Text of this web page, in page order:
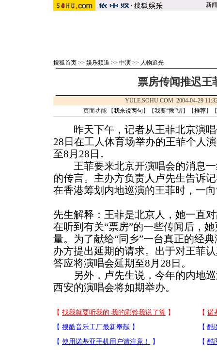
新闻
搜狐首页 >> 娱乐频道 >> 中演 >> 人物追光
票房传闻推迟王
YULE.SOHU.COM 2004-04-29
页面功能 【我来说两句 】【我要“揪”错】【推荐】
昨天下午，记者从王菲北京演唱
28日在工人体育场举办的王菲个人
至8月28日。
王菲要来北京开演唱会的消息一
的传言。主办方负责人卢先生告诉
在香港筹划内地巡演的王菲时，一
先生解释：王菲是北京人，她一直
在听到有关“票房”的一些传闻后，
量。为了献给“同乡”一台真正的经
办方提出延期的请求。出于对王菲
答应将演唱会延期至8月28日。
另外，卢先生说，今年的内地巡
西安的演唱会将如期举办。